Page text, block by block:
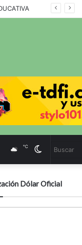
Cambiar
modo
℃
Dólar Oficial